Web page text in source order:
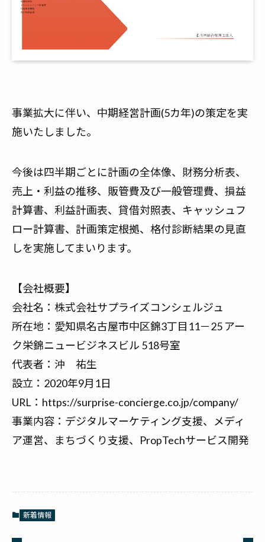
事業拡大に伴い、中期経営計画(5カ年)の策定を実
施いたしました。
今後は四半期ごとに計画の全体像、財務分析表、
売上・利益の推移、販管費及び一般管理費、損益
計算書、利益計画表、貸借対照表、キャッシュフ
ロー計算書、計画策定根拠、格付診断結果の見直
しを実施してまいります。
【会社概要】
会社名： 株式会社サプライズコンシェルジュ
所在地：愛知県名古屋市中区錦3丁目11－25 アー
ク栄錦ニュービジネスビル 518号室
代表者：沖 祐生
設立：2020年9月1日
URL： https://surprise-concierge.co.jp/company/
事業内容：デジタルマーケティング支援、メディ
ア運営、まちづくり支援、PropTechサービス開発
新着情報